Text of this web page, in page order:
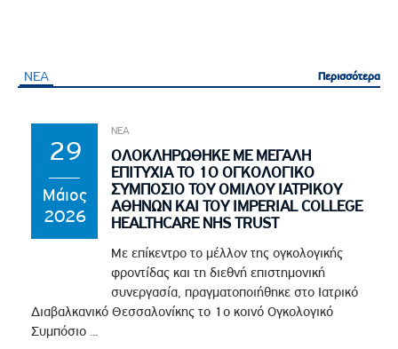
ΝΕΑ Περισσότερα
Περισσότερα
29
Μάιος
2026
ΝΕΑ
ΟΛΟΚΛΗΡΩΘΗΚΕ ΜΕ ΜΕΓΑΛΗ
ΕΠΙΤΥΧΙΑ ΤΟ 1Ο ΟΓΚΟΛΟΓΙΚΟ
ΣΥΜΠΟΣΙΟ ΤΟΥ ΟΜΙΛΟΥ ΙΑΤΡΙΚΟΥ
ΑΘΗΝΩΝ ΚΑΙ ΤΟΥ IMPERIAL COLLEGE
HEALTHCARE NHS TRUST
Με επίκεντρο το μέλλον της ογκολογικής
φροντίδας και τη διεθνή επιστημονική
συνεργασία, πραγματοποιήθηκε στο Ιατρικό
Διαβαλκανικό Θεσσαλονίκης το 1ο κοινό Ογκολογικό
Συμπόσιο ...